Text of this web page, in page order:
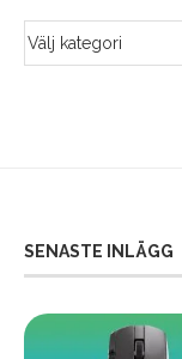
SENASTE INLÄGG